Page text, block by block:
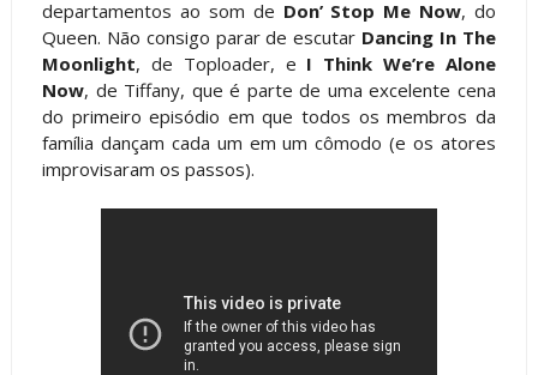
departamentos ao som de Don’ Stop Me Now, do
Queen. Não consigo parar de escutar Dancing In The
Moonlight, de Toploader, e I Think We’re Alone
Now, de Tiffany, que é parte de uma excelente cena
do primeiro episódio em que todos os membros da
família dançam cada um em um cômodo (e os atores
improvisaram os passos).